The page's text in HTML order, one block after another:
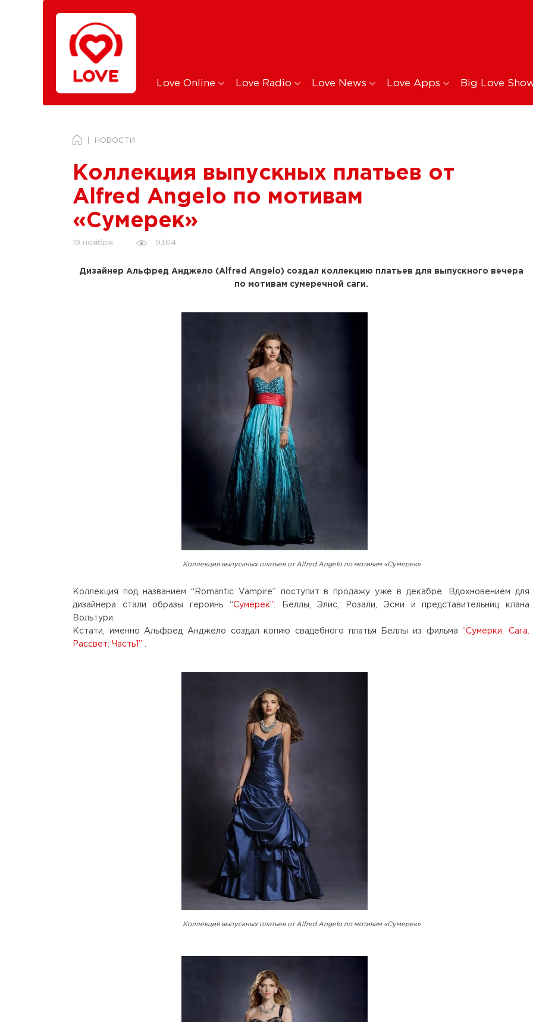
Love Online Love Radio Love News Love Apps Big Love
НОВОСТИ
Коллекция выпускных платьев от
Alfred Angelo по мотивам
«Сумерек»
19 ноября 9364
Дизайнер Альфред Анджело (Alfred Angelo) создал коллекцию платьев для выпускного вечера
по мотивам сумеречной саги.
Коллекция выпускных платьев от Alfred Angelo по мотивам «Сумерек»
Коллекция под названием “Romantic Vampire” поступит в продажу уже в декабре. Вдохновением для
дизайнера стали образы героинь “Сумерек”: Беллы, Элис, Розали, Эсми и представительниц клана
Вольтури.
Кстати, именно Альфред Анджело создал копию свадебного платья Беллы из фильма“Сумерки. Сага.
Рассвет: Часть1”
Коллекция выпускных платьев от Alfred Angelo по мотивам «Сумерек»